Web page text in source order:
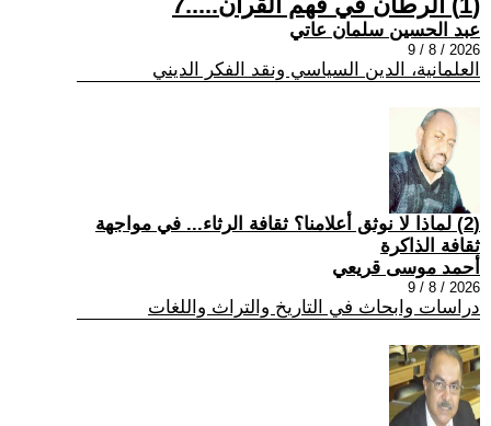
عبد الحسين سلمان عاتي
2026 / 8 / 9
العلمانية، الدين السياسي ونقد الفكر الديني
(2) لماذا لا نوثق أعلامنا؟ ثقافة الرثاء... في مواجهة
ثقافة الذاكرة
أحمد موسى قريعي
2026 / 8 / 9
دراسات وابحاث في التاريخ والتراث واللغات